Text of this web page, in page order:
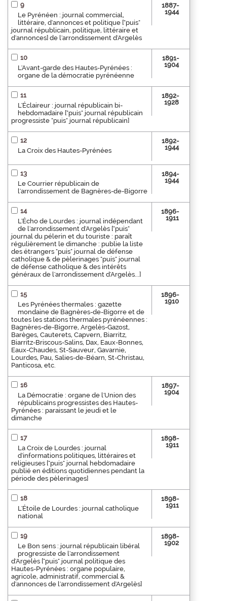
9
Le Pyrénéen : journal commercial,
littéraire, d'annonces et politique ["puis"
journal républicain, politique, littéraire et
d'annonces] de l'arrondissement d'Argelès
1887-
1944
10
L'Avant-garde des Hautes-Pyrénées :
organe de la démocratie pyrénéenne
1891-
1904
11
L'Éclaireur : journal républicain bi-
hebdomadaire ["puis" journal républicain
progressiste "puis" journal républicain]
1892-
1928
12
La Croix des Hautes-Pyrénées
1892-
1944
13
Le Courrier républicain de
l'arrondissement de Bagnères-de-Bigorre
1894-
1944
14
L'Écho de Lourdes : journal indépendant
de l'arrondissement d'Argelès ["puis"
journal du pélerin et du touriste : paraît
régulièrement le dimanche : publie la liste
des étrangers "puis" journal de défense
catholique & de pèlerinages "puis" journal
de défense catholique & des intérêts
généraux de l'arrondissement d'Argelès...]
1896-
1911
15
Les Pyrénées thermales : gazette
mondaine de Bagnères-de-Bigorre et de
toutes les stations thermales pyrénéennes :
Bagnères-de-Bigorre, Argelès-Gazost,
Barèges, Cauterets, Capvern, Biarritz,
Biarritz-Briscous-Salins, Dax, Eaux-Bonnes,
Eaux-Chaudes, St-Sauveur, Gavarnie,
Lourdes, Pau, Salies-de-Béarn, St-Christau,
Panticosa, etc.
1896-
1910
16
La Démocratie : organe de l'Union des
républicains progressistes des Hautes-
Pyrénées : paraissant le jeudi et le
dimanche
1897-
1904
17
La Croix de Lourdes : journal
d'informations politiques, littéraires et
religieuses ["puis" journal hebdomadaire
publié en éditions quotidiennes pendant la
période des pèlerinages]
1898-
1911
18
L'Étoile de Lourdes : journal catholique
national
1898-
1911
19
Le Bon sens : journal républicain libéral
progressiste de l'arrondissement
d'Argelès ["puis" journal politique des
Hautes-Pyrénées : organe populaire,
agricole, administratif, commercial &
d'annonces de l'arrondissement d'Argelès]
1898-
1902